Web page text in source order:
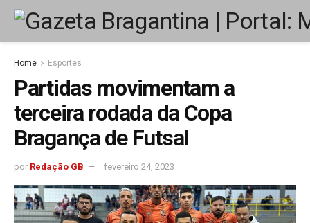
Home Esportes
Partidas movimentam a
terceira rodada da Copa
Bragança de Futsal
por Redação GB fevereiro 24, 2023